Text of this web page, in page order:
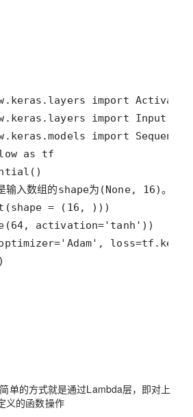
单的方式就是通过Lambda层，即对上
义的函数操作